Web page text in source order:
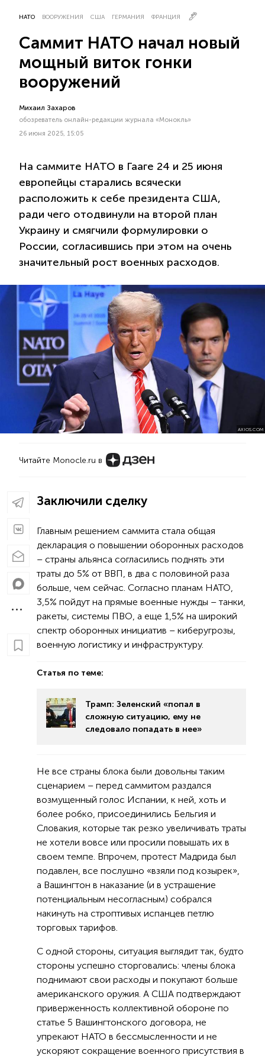
НАТО ВООРУЖЕНИЯ США ГЕРМАНИЯ ФРАНЦИЯ
Саммит НАТО начал новый
мощный виток гонки
вооружений
Михаил Захаров
обозреватель онлайн-редакции журнала «Монокль»
26 июня 2025, 15:05
На саммите НАТО в Гааге 24 и 25 июня
европейцы старались всячески
расположить к себе президента США,
ради чего отодвинули на второй план
Украину и смягчили формулировки о
России, согласившись при этом на очень
значительный рост военных расходов.
AXIOS.COM
Читайте Monocle.ru в
Заключили сделку
Главным решением саммита стала общая
декларация о повышении оборонных расходов
– страны альянса согласились поднять эти
траты до 5% от ВВП, в два с половиной раза
больше, чем сейчас. Согласно планам НАТО,
3,5% пойдут на прямые военные нужды – танки,
ракеты, системы ПВО, а еще 1,5% на широкий
спектр оборонных инициатив – киберугрозы,
военную логистику и инфраструктуру.
Статья по теме:
Трамп: Зеленский «попал в
сложную ситуацию, ему не
следовало попадать в нее»
Не все страны блока были довольны таким
сценарием – перед саммитом раздался
возмущенный голос Испании, к ней, хоть и
более робко, присоединились Бельгия и
Словакия, которые так резко увеличивать траты
не хотели вовсе или просили повышать их в
своем темпе. Впрочем, протест Мадрида был
подавлен, все послушно «взяли под козырек»,
а Вашингтон в наказание (и в устрашение
потенциальным несогласным) собрался
накинуть на строптивых испанцев петлю
торговых тарифов.
С одной стороны, ситуация выглядит так, будто
стороны успешно сторговались: члены блока
поднимают свои расходы и покупают больше
американского оружия. А США подтверждают
приверженность коллективной обороне по
статье 5 Вашингтонского договора, не
упрекают НАТО в бессмысленности и не
ускоряют сокращение военного присутствия в